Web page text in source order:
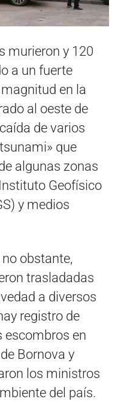
murieron y 120
a un fuerte
en la
al oeste de
de varios
que
algunas zonas
Geofísico
y medios
obstante,
trasladadas
a diversos
registro de
escombros en
Bornova y
los ministros
del país.